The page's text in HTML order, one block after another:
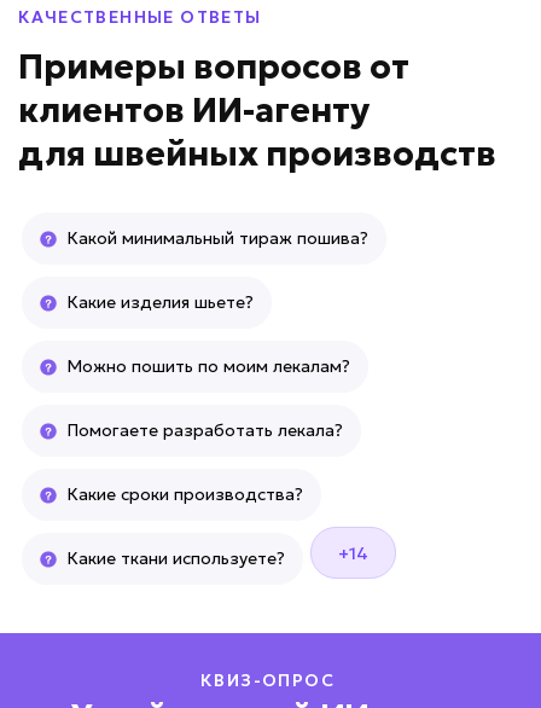
КАЧЕСТВЕННЫЕ ОТВЕТЫ
Примеры вопросов от
клиентов ИИ-агенту
для швейных производств
Какой минимальный тираж пошива?
Какие изделия шьете?
Можно пошить по моим лекалам?
Помогаете разработать лекала?
Какие сроки производства?
Какие ткани используете? +14
КВИЗ-ОПРОС